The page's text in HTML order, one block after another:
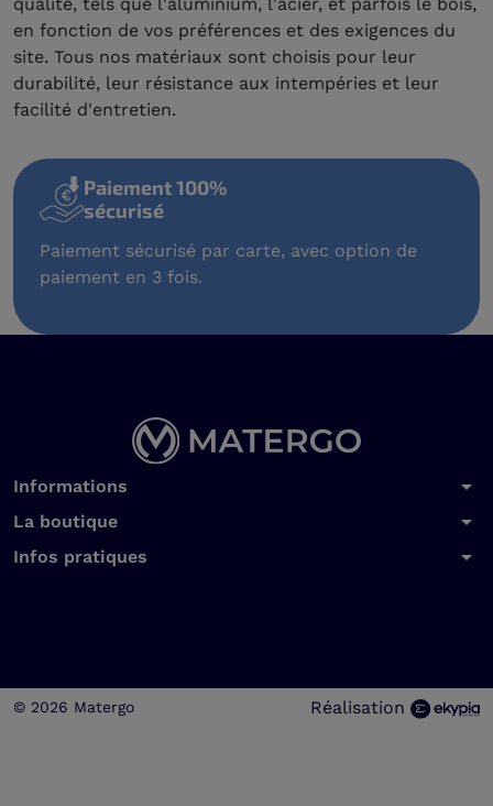
en fonction de vos préférences et des exigences du
site. Tous nos matériaux sont choisis pour leur
durabilité, leur résistance aux intempéries et leur
facilité d'entretien.
100%
par carte, avec option de
Nous livrons
Informations arrow_drop_down
La boutique arrow_drop_down
Infos pratiques arrow_drop_down
© 2026 Matergo Réalisation